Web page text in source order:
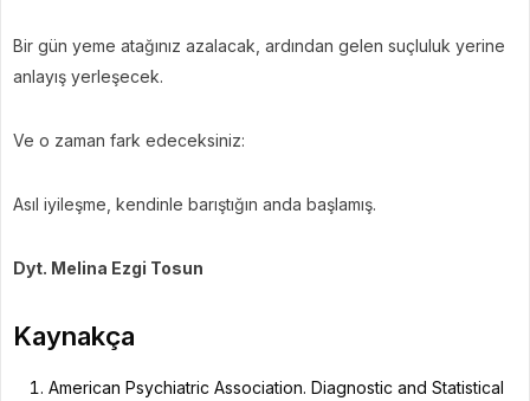
Bir gün yeme atağınız azalacak, ardından gelen suçluluk yerine
anlayış yerleşecek.
Ve o zaman fark edeceksiniz:
Asıl iyileşme, kendinle barıştığın anda başlamış.
Dyt. Melina Ezgi Tosun
Kaynakça
American Psychiatric Association. Diagnostic and Statistical